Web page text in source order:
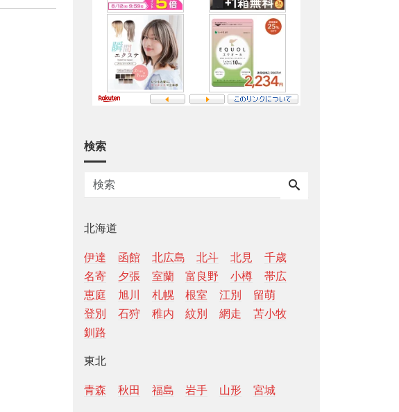
検索
北海道
伊達 函館 北広島 北斗 北見
千歳
名寄
夕張 室蘭 富良野 小樽
帯広
恵庭
旭川 札幌 根室 江別
留萌
登別
石狩 稚内 紋別 網走
苫小牧
釧路
東北
青森 秋田 福島 岩手 山形 宮城